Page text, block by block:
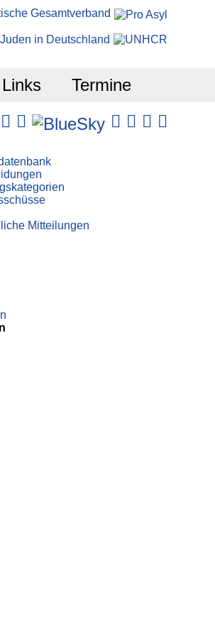
Links Termine
Mitteilungen